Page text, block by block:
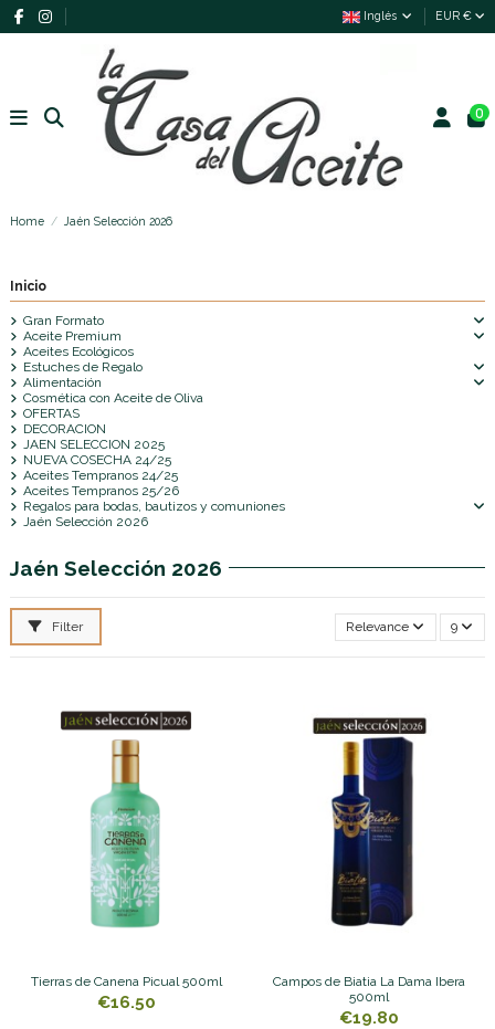
Inglés EUR €
0
Home Jaén Selección 2026
Jaén Selección 2026
Filter Relevance 9
Tierras de Canena Picual 500ml
€16.50
Campos de Biatia La Dama Ibera
500ml
€19.80
Inicio
Gran Formato
Aceite Premium
Aceites Ecológicos
Estuches de Regalo
Alimentación
Cosmética con Aceite de Oliva
OFERTAS
DECORACION
JAEN SELECCION 2025
NUEVA COSECHA 24/25
Aceites Tempranos 24/25
Aceites Tempranos 25/26
Regalos para bodas, bautizos y comuniones
Jaén Selección 2026